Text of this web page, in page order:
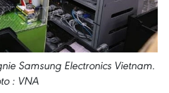
Samsung Electronics Vietnam.
: VNA